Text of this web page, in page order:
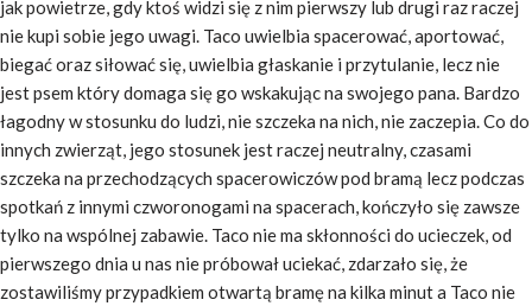
jak powietrze, gdy ktoś widzi się z nim pierwszy lub drugi raz raczej
nie kupi sobie jego uwagi. Taco uwielbia spacerować, aportować,
biegać oraz siłować się, uwielbia głaskanie i przytulanie, lecz nie
jest psem który domaga się go wskakując na swojego pana. Bardzo
łagodny w stosunku do ludzi, nie szczeka na nich, nie zaczepia. Co do
innych zwierząt, jego stosunek jest raczej neutralny, czasami
szczeka na przechodzących spacerowiczów pod bramą lecz podczas
spotkań z innymi czworonogami na spacerach, kończyło się zawsze
tylko na wspólnej zabawie. Taco nie ma skłonności do ucieczek, od
pierwszego dnia u nas nie próbował uciekać, zdarzało się, że
zostawiliśmy przypadkiem otwartą bramę na kilka minut a Taco nie